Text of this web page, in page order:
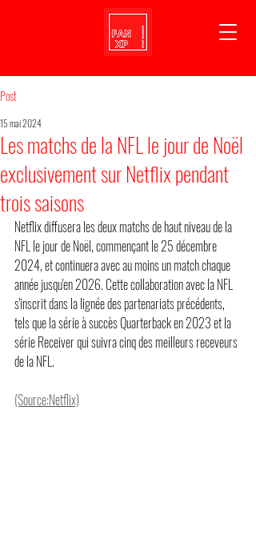
Post
Les matchs de la NFL le jour de Noël
exclusivement sur Netflix pendant
trois saisons
15 mai 2024
Netflix diffusera les deux matchs de haut niveau de la
NFL le jour de Noël, commençant le 25 décembre
2024, et continuera avec au moins un match chaque
année jusqu'en 2026. Cette collaboration avec la NFL
s'inscrit dans la lignée des partenariats précédents,
tels que la série à succès Quarterback en 2023 et la
série Receiver qui suivra cinq des meilleurs receveurs
de la NFL.
(Source:Netflix)